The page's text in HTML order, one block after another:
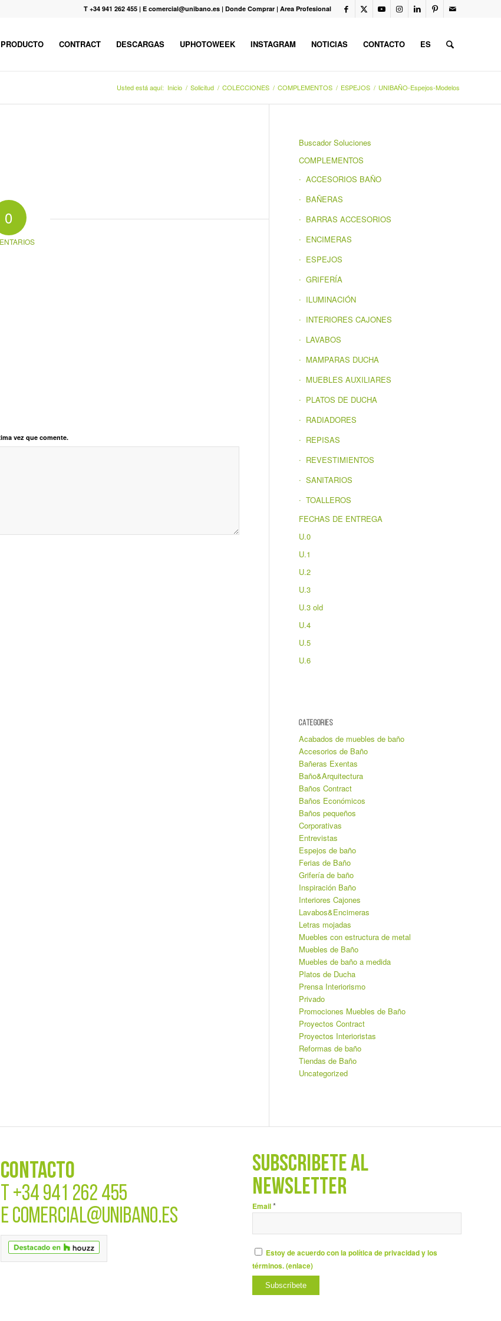
T +34 941 262 455 | E comercial@unibano.es | Donde Comprar | Area Profesional
PRODUCTO CONTRACT DESCARGAS UPHOTOWEEK INSTAGRAM NOTICIAS CONTACTO ES
Usted está aquí: Inicio / Solicitud / COLECCIONES / COMPLEMENTOS / ESPEJOS / UNIBAÑO-Espejos-Modelos
0
vez que comente.
Buscador Soluciones
COMPLEMENTOS
ACCESORIOS BAÑO
BAÑERAS
BARRAS ACCESORIOS
ENCIMERAS
ESPEJOS
GRIFERÍA
ILUMINACIÓN
INTERIORES CAJONES
LAVABOS
MAMPARAS DUCHA
MUEBLES AUXILIARES
PLATOS DE DUCHA
RADIADORES
REPISAS
REVESTIMIENTOS
SANITARIOS
TOALLEROS
FECHAS DE ENTREGA
U.0
U.1
U.2
U.3
U.3 old
U.4
U.5
U.6
CATEGORIES
Acabados de muebles de baño
Accesorios de Baño
Bañeras Exentas
Baño&Arquitectura
Baños Contract
Baños Económicos
Baños pequeños
Corporativas
Entrevistas
Espejos de baño
Ferias de Baño
Grifería de baño
Inspiración Baño
Interiores Cajones
Lavabos&Encimeras
Letras mojadas
Muebles con estructura de metal
Muebles de Baño
Muebles de baño a medida
Platos de Ducha
Prensa Interiorismo
Privado
Promociones Muebles de Baño
Proyectos Contract
Proyectos Interioristas
Reformas de baño
Tiendas de Baño
Uncategorized
CONTACTO
T +34 941 262 455
E COMERCIAL@UNIBANO.ES
SUBSCRÍBETE AL
NEWSLETTER
Email*
Estoy de acuerdo con la política de privacidad y los
términos. (enlace)